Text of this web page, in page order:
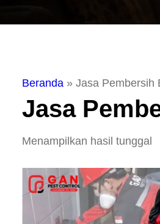
Beranda » Jasa Pembersih
Jasa
Menampilkan hasil tunggal